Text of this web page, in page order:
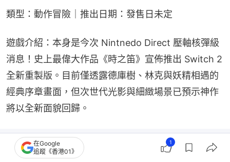
類型：動作冒險｜推出日期：發售日未定
遊戲介紹：本身是今次 Nintnedo Direct 壓軸核彈級
消息！史上最偉大作品《時之笛》宣佈推出 Switch 2
全新重製版。目前僅透露德庫樹、林克與妖精相遇的
經典序章畫面，但次世代光影與細緻場景已預示神作
將以全新面貌回歸。
在Google
追蹤《香港01》
1